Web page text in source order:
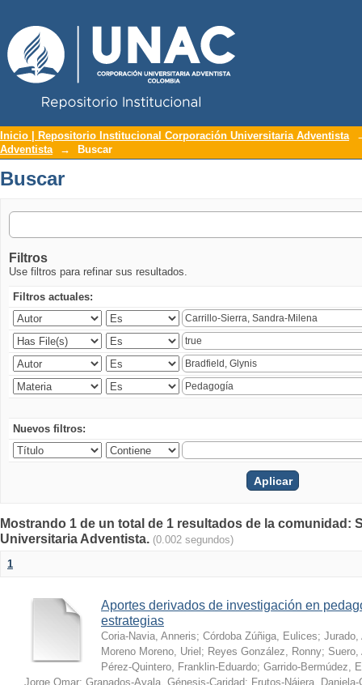
Buscar
Inicio | Repositorio Institucional Corporación Universitaria Adventista
Adventista
→ Buscar
Buscar
Filtros
Use filtros para refinar sus resultados.
Filtros actuales:
Nuevos filtros:
Mostrando 1 de un total de 1 resultados de la comunidad:
Universitaria Adventista. (0.002 segundos)
1
Aportes derivados de investigación en
estrategias
Coria-Navia, Anneris; Córdoba Zúñiga, Eulices; Jurado,
Moreno Moreno, Uriel ; Reyes González, Ronny; Suero,
Pérez-Quintero, Franklin-Eduardo; Garrido-Bermúdez,
Jorge Omar; Granados-Ayala, Génesis-Caridad; Frutos-Nájera, Daniela-